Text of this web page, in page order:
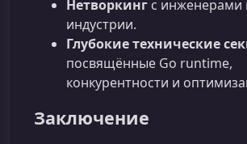
Нетворкинг с инженерами
индустрии.
Глубокие технические
посвящённые Go runtime,
конкурентности и
Заключение